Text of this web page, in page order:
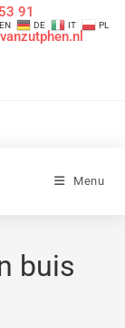
91
Menu
buis
EN DE IT PL